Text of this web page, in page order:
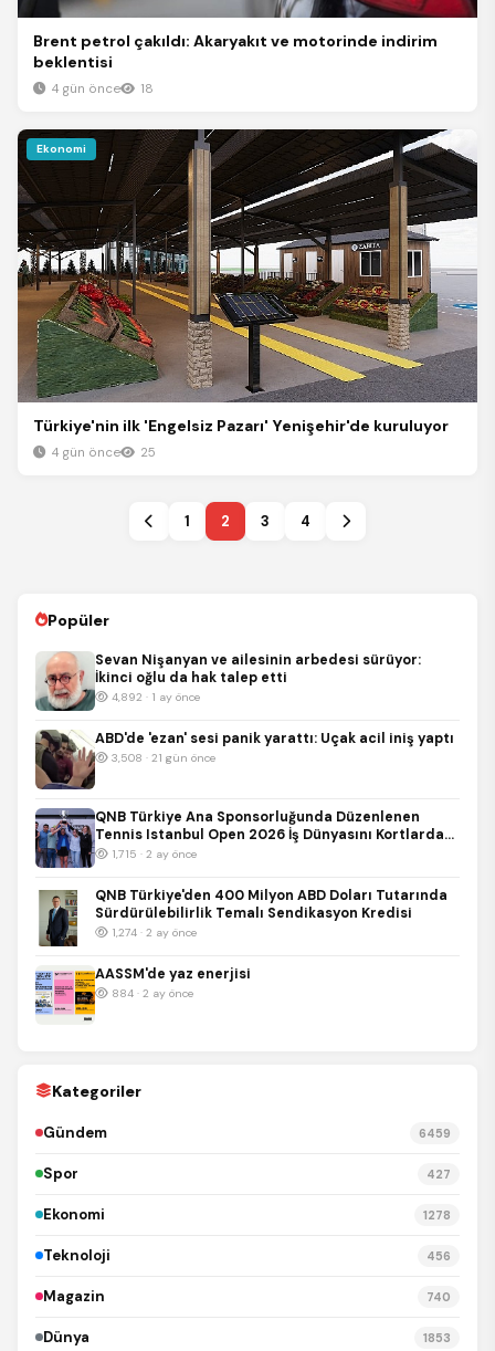
Brent petrol çakıldı: Akaryakıt ve motorinde indirim
beklentisi
4 gün önce 18
Ekonomi
Türkiye'nin ilk 'Engelsiz Pazarı' Yenişehir'de kuruluyor
4 gün önce 25
1 2 3 4
Popüler
Sevan Nişanyan ve ailesinin arbedesi sürüyor:
İkinci oğlu da hak talep etti
4,892 · 1 ay önce
ABD'de 'ezan' sesi panik yarattı: Uçak acil iniş yaptı
3,508 · 21 gün önce
QNB Türkiye Ana Sponsorluğunda Düzenlenen
Tennis Istanbul Open 2026 İş Dünyasını Kortlarda
Buluşturdu
1,715 · 2 ay önce
QNB Türkiye'den 400 Milyon ABD Doları Tutarında
Sürdürülebilirlik Temalı Sendikasyon Kredisi
1,274 · 2 ay önce
AASSM'de yaz enerjisi
884 · 2 ay önce
Kategoriler
Gündem 6459
Spor 427
Ekonomi 1278
Teknoloji 456
Magazin 740
Dünya 1853